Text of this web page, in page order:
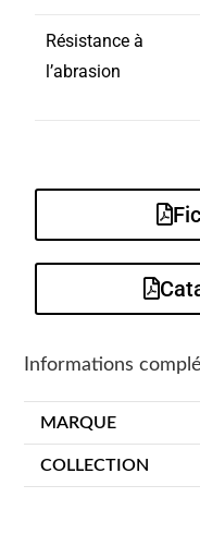
Résistance à
l’abrasion
Informations
MARQUE
COLLECTION